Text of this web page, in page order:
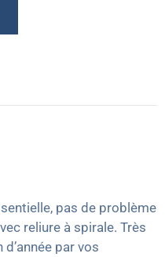
pas de problème
reliure à spirale. Très
par vos